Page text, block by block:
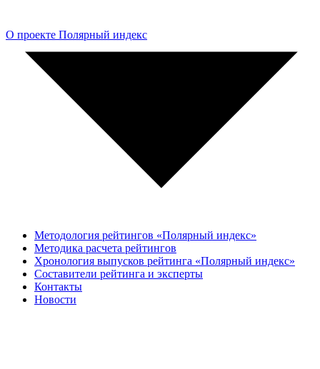
О проекте Полярный индекс
Методология рейтингов «Полярный индекс»
Методика расчета рейтингов
Хронология выпусков рейтинга «Полярный индекс»
Составители рейтинга и эксперты
Контакты
Новости